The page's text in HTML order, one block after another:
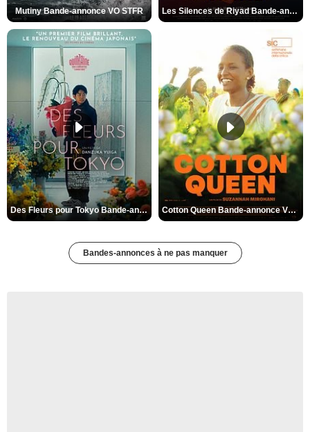
Mutiny Bande-annonce VO STFR Les Silences de Riyad Bande-annonce VO STFR
Des Fleurs pour Tokyo Bande-annonce VO STFR Cotton Queen Bande-annonce VO STFR
Bandes-annonces à ne pas manquer